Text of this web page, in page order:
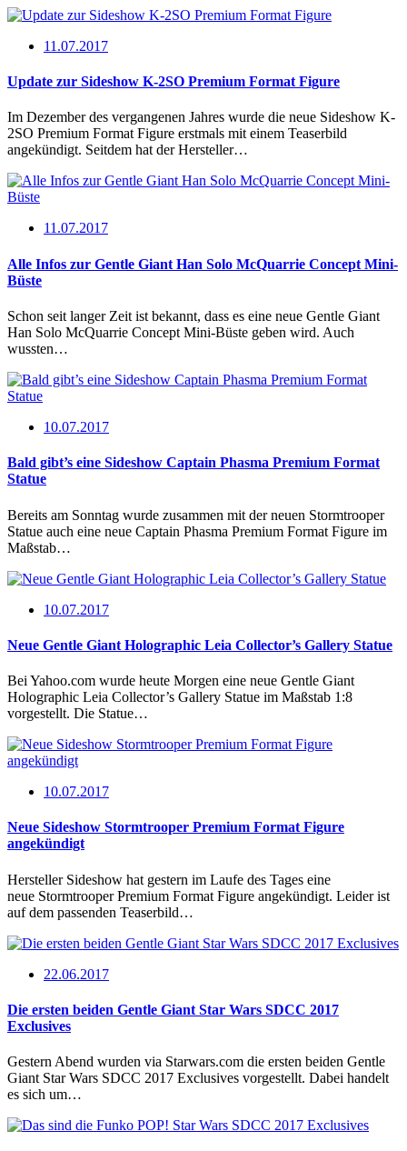
11.07.2017
Update zur Sideshow K-2SO Premium Format Figure
Im Dezember des vergangenen Jahres wurde die neue Sideshow K-
2SO Premium Format Figure erstmals mit einem Teaserbild
angekündigt. Seitdem hat der Hersteller…
11.07.2017
Alle Infos zur Gentle Giant Han Solo McQuarrie Concept Mini-
Büste
Schon seit langer Zeit ist bekannt, dass es eine neue Gentle Giant
Han Solo McQuarrie Concept Mini-Büste geben wird. Auch
wussten…
10.07.2017
Bald gibt’s eine Sideshow Captain Phasma Premium Format
Statue
Bereits am Sonntag wurde zusammen mit der neuen Stormtrooper
Statue auch eine neue Captain Phasma Premium Format Figure im
Maßstab…
10.07.2017
Neue Gentle Giant Holographic Leia Collector’s Gallery Statue
Bei Yahoo.com wurde heute Morgen eine neue Gentle Giant
Holographic Leia Collector’s Gallery Statue im Maßstab 1:8
vorgestellt. Die Statue…
10.07.2017
Neue Sideshow Stormtrooper Premium Format Figure
angekündigt
Hersteller Sideshow hat gestern im Laufe des Tages eine
neue Stormtrooper Premium Format Figure angekündigt. Leider ist
auf dem passenden Teaserbild…
22.06.2017
Die ersten beiden Gentle Giant Star Wars SDCC 2017
Exclusives
Gestern Abend wurden via Starwars.com die ersten beiden Gentle
Giant Star Wars SDCC 2017 Exclusives vorgestellt. Dabei handelt
es sich um…